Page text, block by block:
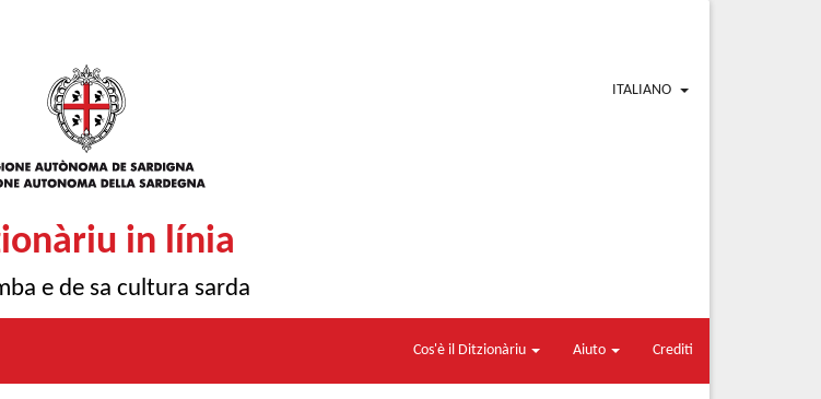
ITALIANO
in línia
e de sa cultura sarda
Cos'è il Ditzionàriu Aiuto Crediti